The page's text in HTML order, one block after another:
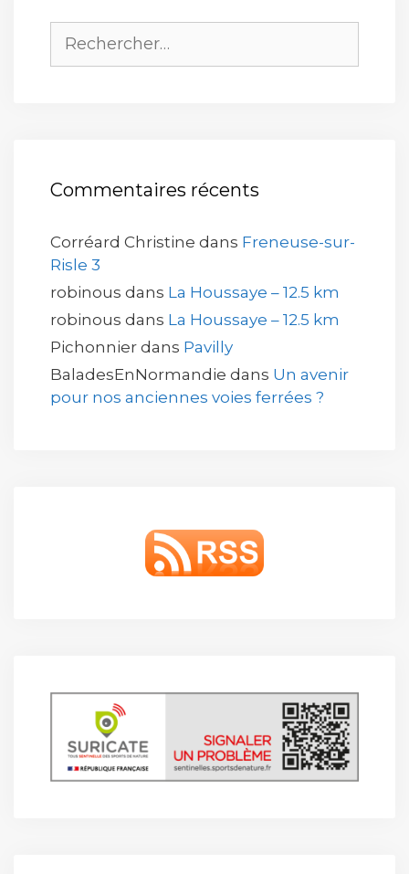
Rechercher :
Commentaires récents
Corréard Christine dans Freneuse-sur-
Risle 3
robinous dans La Houssaye – 12.5 km
robinous dans La Houssaye – 12.5 km
Pichonnier dans Pavilly
BaladesEnNormandie dans Un avenir
pour nos anciennes voies ferrées ?